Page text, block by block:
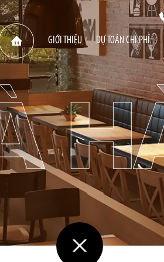
GIỚI THIỆU DỰ TOÁN CHI PHÍ